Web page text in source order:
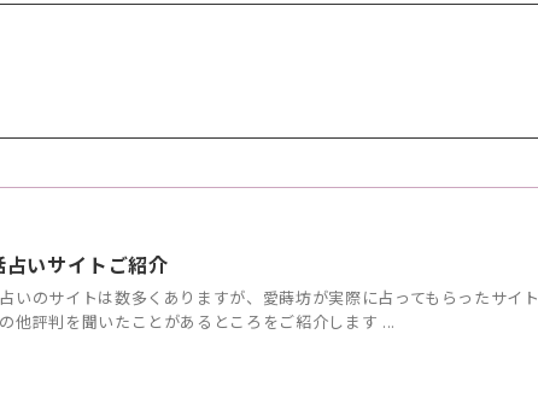
占いサイトご紹介
いのサイトは数多くありますが、愛蒔坊が実際に占ってもらったサイト
他評判を聞いたことがあるところをご紹介します ...